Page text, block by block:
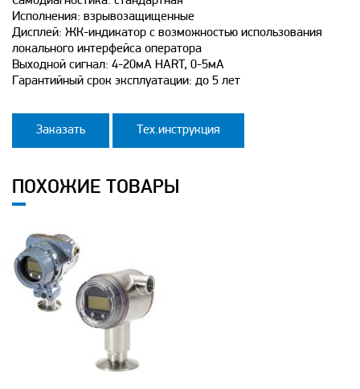
Исполнения: взрывозащищенные
Дисплей: ЖК-индикатор с возможностью использования
локального интерфейса оператора
Выходной сигнал: 4-20мА HART, 0-5мА
Гарантийный срок эксплуатации: до 5 лет
Заказать Тех.инструкция
ПОХОЖИЕ ТОВАРЫ